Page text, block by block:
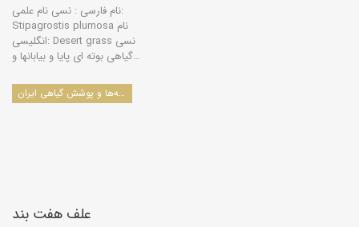
نام فارسی : نسی نام علمی:
Stipagrostis plumosa نام
انگلیسی: Desert grass نسی
گیاهی بوته ای پایا و بیابانها و…
درخت‌ها، درختچه‌ها، بوته‌ها و پوشش گیاهی ایران
علف هفت بند